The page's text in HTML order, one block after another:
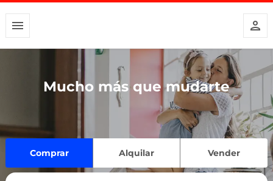
Mucho más que mudarte
Comprar Alquilar Vender